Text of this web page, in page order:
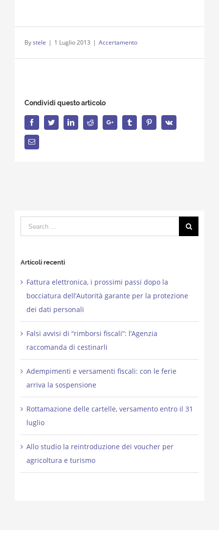
Bystele | 1 Luglio 2013 | Accertamento
Condividi questo articolo
FacebookTwitterLinkedInReddit Google+ Tumblr PinterestVk
Email
Search
for:
Articoli recenti
Fattura elettronica, i prossimi passi dopo la
bocciatura dell’Autorità garante per la protezione
dei dati personali
Falsi avvisi di “rimborsi fiscali”: l’Agenzia
raccomanda di cestinarli
Adempimenti e versamenti fiscali: con le ferie
arriva la sospensione
Rottamazione delle cartelle, versamento entro il 31
luglio
Allo studio la reintroduzione dei voucher per
agricoltura e turismo